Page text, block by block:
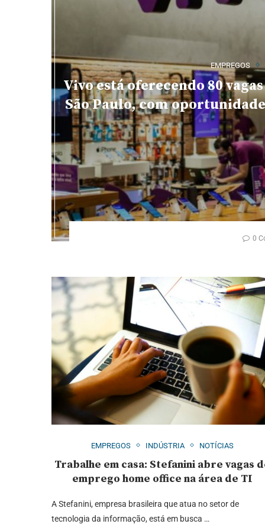
EMPREGOS
Vivo está oferecendo 80
São Paulo, com
0
EMPREGOS INDÚSTRIA NOTÍCIAS
Trabalhe em casa: Stefanini abre vagas
emprego home office na área de TI
A Stefanini, empresa brasileira que atua no setor de
tecnologia da informação, está em busca …